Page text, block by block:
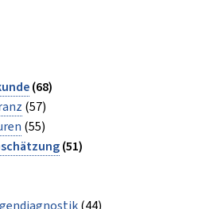
(68)
(57)
(55)
(51)